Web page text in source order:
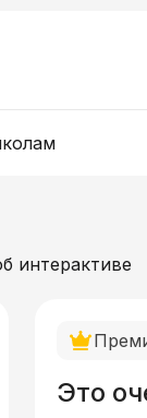
интерактиве
Это